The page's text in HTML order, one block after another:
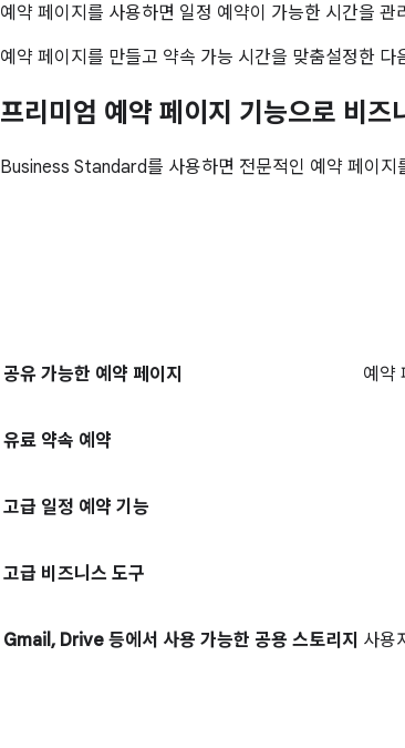
예약 페이지를 사용하면 일정 예약이 가능한 시간을
예약 페이지를 만들고 약속 가능 시간을 맞춤설정한
프리미엄 예약 페이지 기능으로 비즈
Business Standard를 사용하면 전문적인 예약 페이
공유 가능한 예약 페이지 예약
유료 약속 예약
고급 일정 예약 기능
고급 비즈니스 도구
Gmail, Drive 등에서 사용 가능한 공용 스토리지 사용